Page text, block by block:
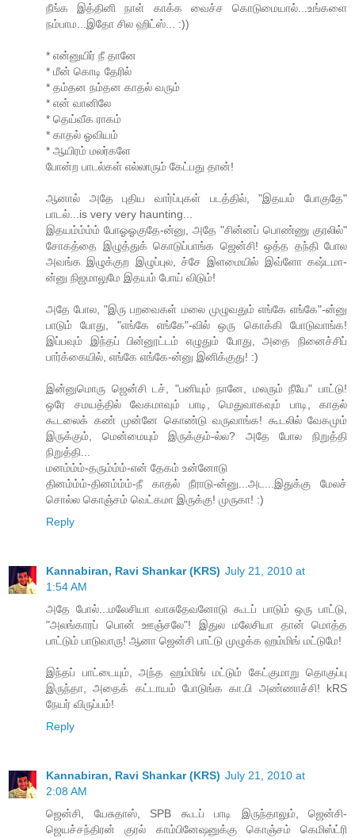
நீங்க இத்தினி நாள் காக்க வைச்ச கொடுமையால்...உங்களை
நம்பாம...இதோ சில ஹிட்ஸ்... :))
* என்னுயிர் நீ தானே
* மீன் கொடி தேரில்
* தம்தன நம்தன காதல் வரும்
* என் வானிலே
* தெய்வீக ராகம்
* காதல் ஓவியம்
* ஆயிரம் மலர்களே
போன்ற பாடல்கள் எல்லாரும் கேட்பது தான்!
ஆனால் அதே புதிய வார்ப்புகள் படத்தில், "இதயம் போகுதே"
பாடல்...is very very haunting...
இதயம்ம்ம்ம் போஓஓகுதே-ன்னு, அதே "சின்னப் பொண்ணு குரலில்"
சோகத்தை இழுத்துக் கொடுப்பாங்க ஜென்சி! ஒத்த தந்தி போல
அவங்க இழுக்குற இழுப்புல, ச்சே இளமையில் இவ்ளோ கஷ்டமா-
ன்னு நிஜமாலுமே இதயம் போய் விடும்!
அதே போல, "இரு பறவைகள் மலை முழுவதும் எங்கே எங்கே"-ன்னு
பாடும் போது, "எங்கே எங்கே"-வில் ஒரு கொக்கி போடுவாங்க!
இப்பவும் இந்தப் பின்னூட்டம் எழுதும் போது, அதை நினைச்சிப்
பார்க்கையில், எங்கே எங்கே-ன்னு இனிக்குது! :)
இன்னுமொரு ஜென்சி டச், "பனியும் நானே, மலரும் நீயே" பாட்டு!
ஒரே சமயத்தில் வேகமாவும் பாடி, மெதுவாகவும் பாடி, காதல்
கூடலைக் கண் முன்னே கொண்டு வருவாங்க! கூடலில் வேகமும்
இருக்கும், மென்மையும் இருக்கும்-ல்ல? அதே போல நிறுத்தி
நிறுத்தி...
மனம்ம்ம்-தரும்ம்ம்-என் தேகம் உன்னோடு
தினம்ம்ம்-தினம்ம்ம்-நீ காதல் நீராடு-ன்னு...அட...இதுக்கு மேலச்
சொல்ல கொஞ்சம் வெட்கமா இருக்கு! முருகா! :)
Reply
Kannabiran, Ravi Shankar (KRS) July 21, 2010 at
1:54 AM
அதே போல்...மலேசியா வாசுதேவனோடு கூடப் பாடும் ஒரு பாட்டு,
"அலங்காரப் பொன் ஊஞ்சலே"! இதுல மலேசியா தான் மொத்த
பாட்டும் பாடுவாரு! ஆனா ஜென்சி பாட்டு முழுக்க ஹம்மிங் மட்டுமே!
இந்தப் பாட்டையும், அந்த ஹம்மிங் மட்டும் கேட்குமாறு தொகுப்பு
இருந்தா, அதைக் கட்டாயம் போடுங்க கா.பி அண்ணாச்சி! kRS
நேயர் விருப்பம்!
Reply
Kannabiran, Ravi Shankar (KRS) July 21, 2010 at
2:08 AM
ஜென்சி, யேசுதாஸ், SPB கூடப் பாடி இருந்தாலும், ஜென்சி-
ஜெயச்சந்திரன் குரல் காம்பினேஷனுக்கு கொஞ்சம் கெமிஸ்ட்ரி